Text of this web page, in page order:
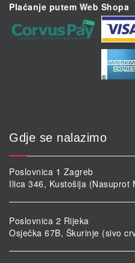
Plaćanje putem Web Shopa
Gdje se nalazimo
Poslovnica 1 Zagreb
Ilica 346, Kustošija (Nasuprot
Poslovnica 2 Rijeka
Osječka 67B, Škurinje (sivo